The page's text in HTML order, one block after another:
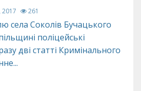
2017 261
села Соколів Бучацького
поліцейські
дві статті Кримінального